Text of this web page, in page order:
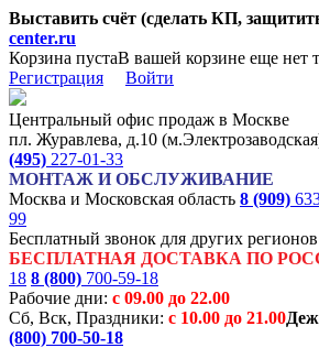
Выставить счёт (сделать КП,
center.ru
Корзина пустаВ вашей корзине еще нет
Регистрация
Войти
Центральный офис продаж в Москве
пл. Журавлева, д.10
(495) 227-01-33
МОНТАЖ И ОБСЛУЖИВАНИЕ
Москва и Московская область 8 (909)
99
Бесплатный звонок для других
БЕСПЛАТНАЯ ДОСТАВКА ПО
18 8 (800) 700-59-18
Рабочие дни: с 09.00 до 22.00
Сб, Вск, Праздники: с 10.00 до 21.00
(800) 700-50-18